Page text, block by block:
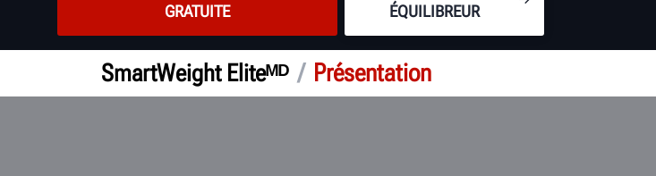
GRATUITE
ÉQUILIBREUR
SmartWeight Eliteᴹᴰ / Présentation